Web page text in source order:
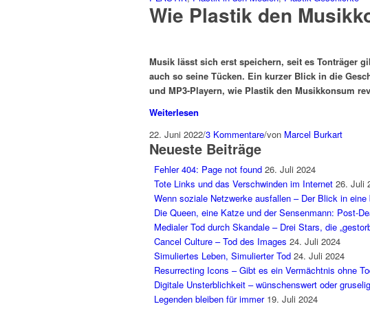
Wie Plastik den
Musik lässt sich erst speichern, seit es Tonträger
auch so seine Tücken. Ein kurzer Blick in die
und MP3-Playern, wie Plastik den Musikkonsum
Weiterlesen
22. Juni 2022/3 Kommentare/von Marcel Burkart
Neueste Beiträge
Fehler 404: Page not found 26. Juli 2024
Tote Links und das Verschwinden im Internet 26. Juli
Wenn soziale Netzwerke ausfallen – Der Blick in eine
Die Queen, eine Katze und der Sensenmann: Post-
Medialer Tod durch Skandale – Drei Stars, die
Cancel Culture – Tod des Images 24. Juli 2024
Simuliertes Leben, Simulierter Tod 24. Juli 2024
Resurrecting Icons – Gibt es ein Vermächtnis ohne
Digitale Unsterblichkeit – wünschenswert oder
Legenden bleiben für immer 19. Juli 2024